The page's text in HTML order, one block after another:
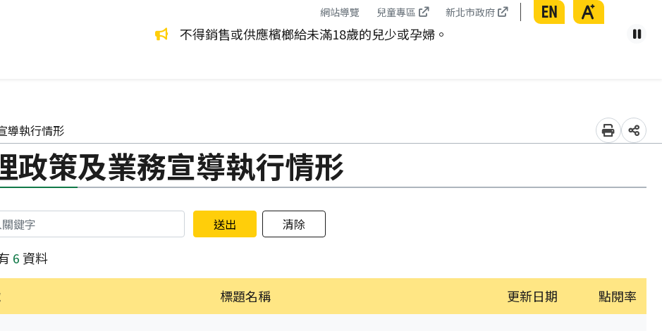
網站導覽 兒童專區 新北市政府 English 放大
都是致癌物！請拒絕嚼食。 不得銷售或供應檳榔給未滿18歲的兒少或孕婦。 健康
暫
導執行情形 列印分享
政策及業務宣導執行情形
6資料
標題名稱 更新日期 點閱率